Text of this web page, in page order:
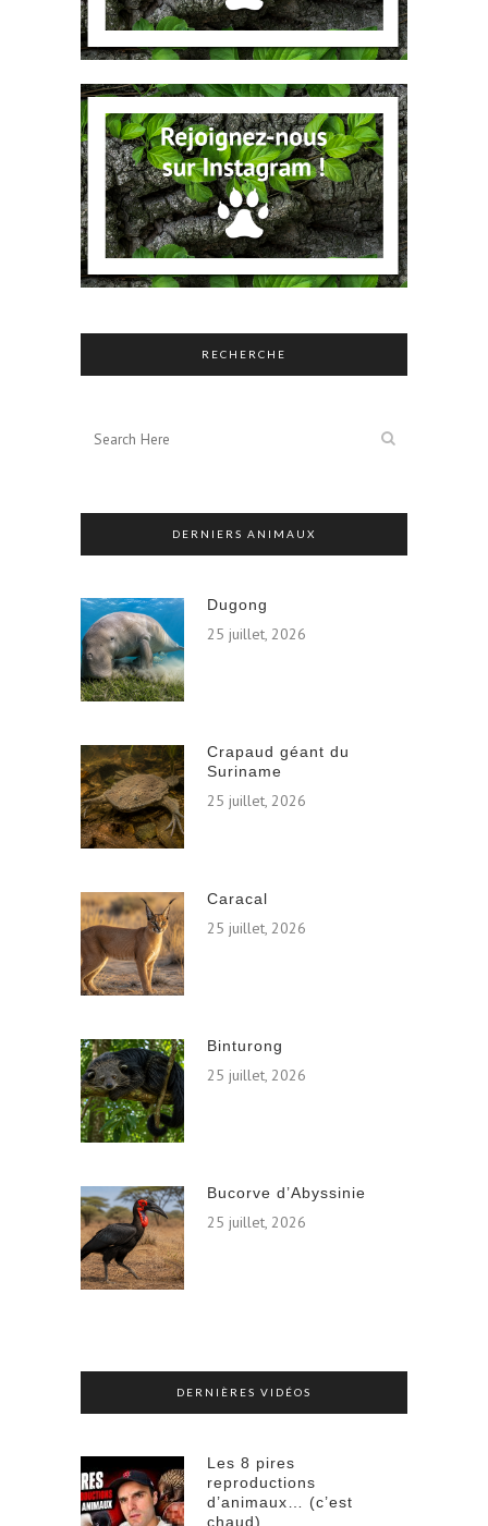
RECHERCHE
DERNIERS ANIMAUX
Dugong
25 juillet, 2026
Crapaud géant du
Suriname
25 juillet, 2026
Caracal
25 juillet, 2026
Binturong
25 juillet, 2026
Bucorve d’Abyssinie
25 juillet, 2026
DERNIÈRES VIDÉOS
Les 8 pires
reproductions
d’animaux… (c’est
chaud)